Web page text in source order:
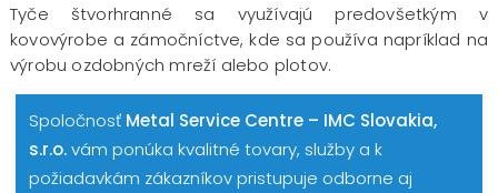
Tyče štvorhranné sa využívajú predovšetkým v
kovovýrobe a zámočníctve, kde sa používa napríklad na
výrobu ozdobných mreží alebo plotov.
Spoločnosť Metal Service Centre – IMC Slovakia,
s.r.o.vám ponúka kvalitné tovary, služby a k
požiadavkám zákazníkov pristupuje odborne aj